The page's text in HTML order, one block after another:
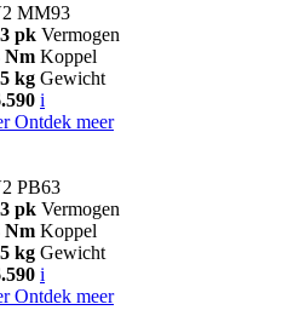
MM93
pk Vermogen
Nm Koppel
kg Gewicht
i
Ontdek meer
PB63
pk Vermogen
Nm Koppel
kg Gewicht
i
Ontdek meer